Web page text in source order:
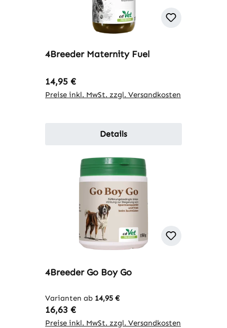
4Breeder Maternity Fuel
Regulärer Preis:
14,95 €
Preise inkl. MwSt. zzgl. Versandkosten
Details
4Breeder Go Boy Go
Varianten ab 14,95 €
Regulärer Preis:
16,63 €
Preise inkl. MwSt. zzgl. Versandkosten